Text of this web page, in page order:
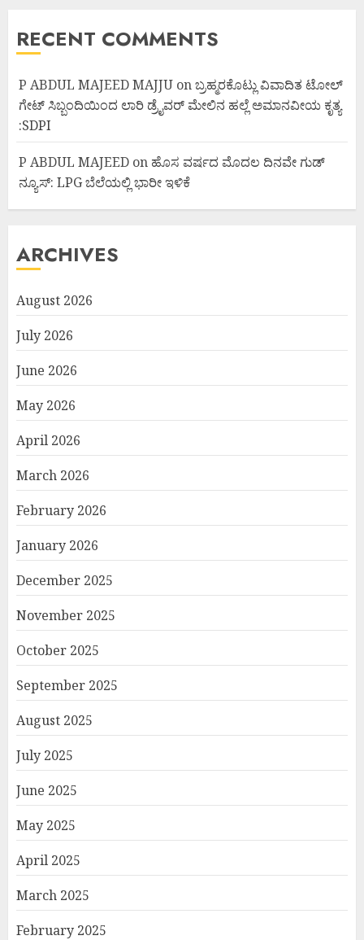
RECENT COMMENTS
P ABDUL MAJEED MAJJU onಬ್ರಹ್ಮರಕೊಟ್ಲು ವಿವಾದಿತ ಟೋಲ್
ಗೇಟ್ ಸಿಬ್ಬಂದಿಯಿಂದ ಲಾರಿ ಡ್ರೈವರ್ ಮೇಲಿನ ಹಲ್ಲೆ ಅಮಾನವೀಯ ಕೃತ್ಯ
:SDPI
P ABDUL MAJEED on ಹೊಸ ವರ್ಷದ ಮೊದಲ ದಿನವೇ ಗುಡ್
ನ್ಯೂಸ್: LPG ಬೆಲೆಯಲ್ಲಿ ಭಾರೀ ಇಳಿಕೆ
ARCHIVES
August 2026
July 2026
June 2026
May 2026
April 2026
March 2026
February 2026
January 2026
December 2025
November 2025
October 2025
September 2025
August 2025
July 2025
June 2025
May 2025
April 2025
March 2025
February 2025